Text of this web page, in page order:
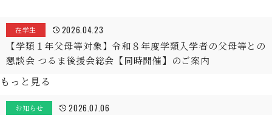
在学生 2026.04.23
【学類１年父母等対象】令和８年度学類入学者の父母等との
懇談会 つるま後援会総会【同時開催】のご案内
もっと見る
お知らせ 2026.07.06